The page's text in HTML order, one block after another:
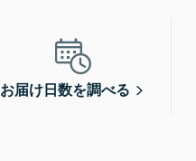
お届け日数を調べる